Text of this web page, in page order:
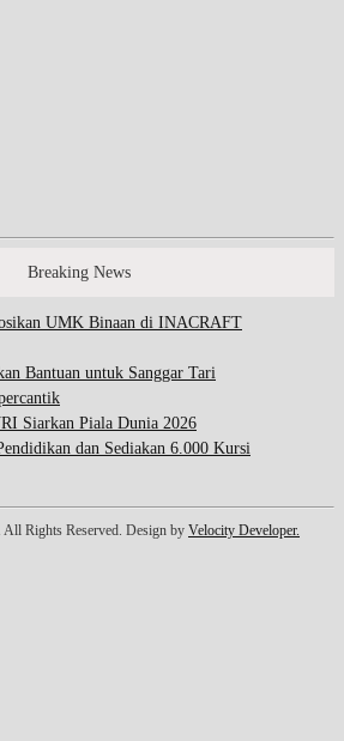
Breaking News
UMK Binaan di INACRAFT
Bantuan untuk Sanggar Tari
Siarkan Piala Dunia 2026
dan Sediakan 6.000 Kursi
All Rights Reserved. Design by Velocity Developer.